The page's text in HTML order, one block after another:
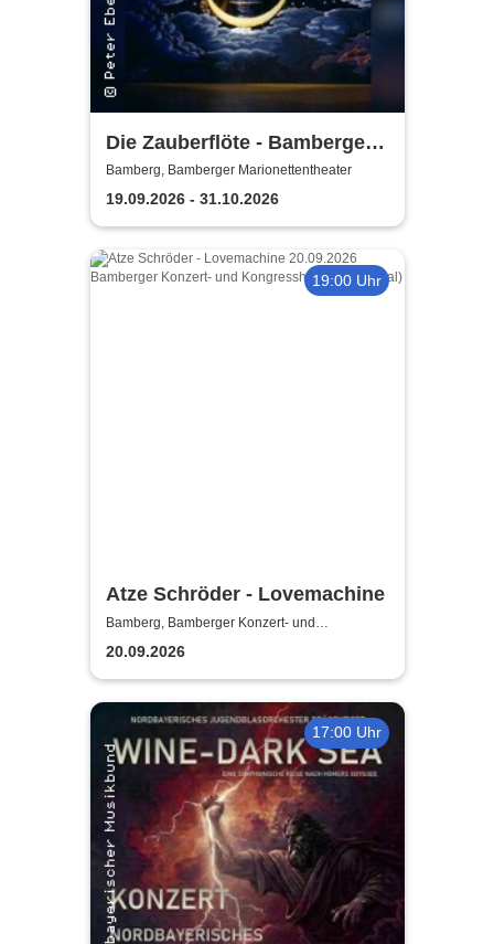
Die Zauberflöte - Bamberger
Marionettentheater
Bamberg, Bamberger Marionettentheater
19.09.2026 - 31.10.2026
19:00 Uhr
Atze Schröder - Lovemachine
Bamberg, Bamberger Konzert- und
Kongresshalle (Hegelsaal)
20.09.2026
17:00 Uhr